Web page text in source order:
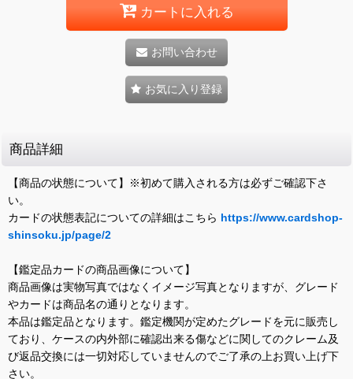
カートに入れる
お問い合わせ
お気に入り登録
商品詳細
【商品の状態について】※初めて購入される方は必ずご確認下さ
い。
カードの状態表記についての詳細はこちら https://www.cardshop-
shinsoku.jp/page/2
【鑑定品カードの商品画像について】
商品画像は実物写真ではなくイメージ写真となりますが、グレード
やカードは商品名の通りとなります。
本品は鑑定品となります。鑑定機関が定めたグレードを元に販売し
ており、ケースの内外部に確認出来る傷などに関してのクレーム及
び返品交換には一切対応していませんのでご了承の上お買い上げ下
さい。